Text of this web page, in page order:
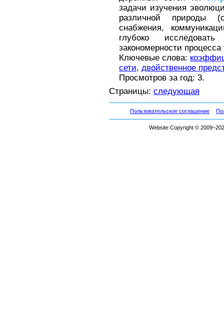
задачи изучения
различной природы
снабжения,
глубоко
закономерности
Ключевые слова:
сети, двойственное
Просмотров за год: 3.
Страницы: следующая
Пользовательское соглашение
Website Copyright ©